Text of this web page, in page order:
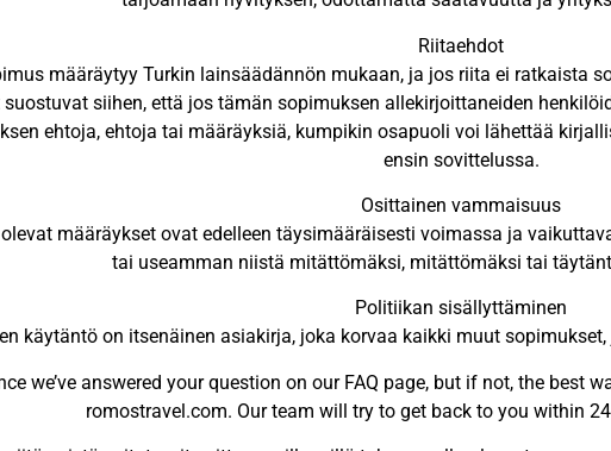
Riitaehdot
määräytyy Turkin lainsäädännön mukaan, ja jos riita ei ratkaista
siihen, että jos tämän sopimuksen allekirjoittaneiden
ehtoja, ehtoja tai määräyksiä, kumpikin osapuoli voi lähettää
ensin sovittelussa.
Osittainen vammaisuus
määräykset ovat edelleen täysimääräisesti voimassa ja
tai useamman niistä mitättömäksi, mitättömäksi tai
Politiikan sisällyttäminen
käytäntö on itsenäinen asiakirja, joka korvaa kaikki muut
we’ve answered your question on our FAQ page, but if not, the best
romostravel.com. Our team will try to get back to you within